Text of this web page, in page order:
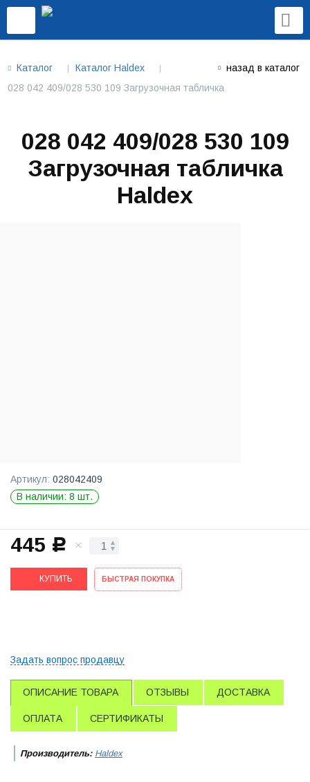
Каталог
Каталог Haldex
028 042 409/028 530 109 Загрузочная табличка
назад в каталог
028 042 409/028 530 109
Загрузочная табличка
Haldex
Артикул: 028042409
В наличии: 8 шт.
445 c
КУПИТЬ БЫСТРАЯ ПОКУПКА
Задать вопрос продавцу
ОПИСАНИЕ ТОВАРА ОТЗЫВЫ ДОСТАВКА
ОПЛАТА СЕРТИФИКАТЫ
Производитель: Haldex